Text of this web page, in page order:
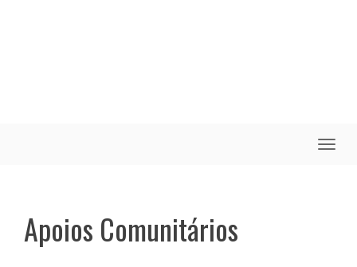
Toggle
Apoios Comunitários